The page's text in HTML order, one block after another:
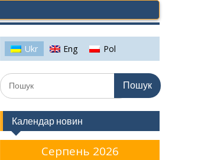
Ukr Eng Pol
Шукати:
Календар новин
Серпень 2026